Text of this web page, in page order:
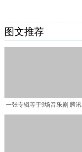
图文推荐
一张专辑等于9场音乐剧 腾讯